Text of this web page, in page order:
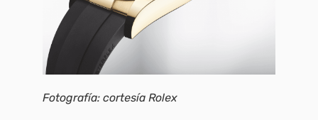
Fotografía: cortesía Rolex